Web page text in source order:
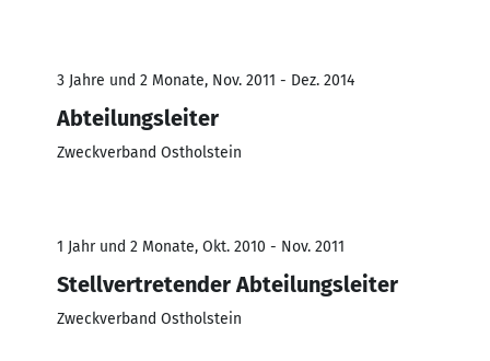
3 Jahre und 2 Monate, Nov. 2011 - Dez. 2014
Abteilungsleiter
Zweckverband Ostholstein
1 Jahr und 2 Monate, Okt. 2010 - Nov. 2011
Stellvertretender Abteilungsleiter
Zweckverband Ostholstein